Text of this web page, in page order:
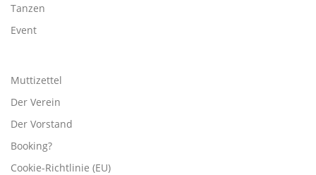
Tanzen
Event
Muttizettel
Der Verein
Der Vorstand
Booking?
Cookie-Richtlinie (EU)